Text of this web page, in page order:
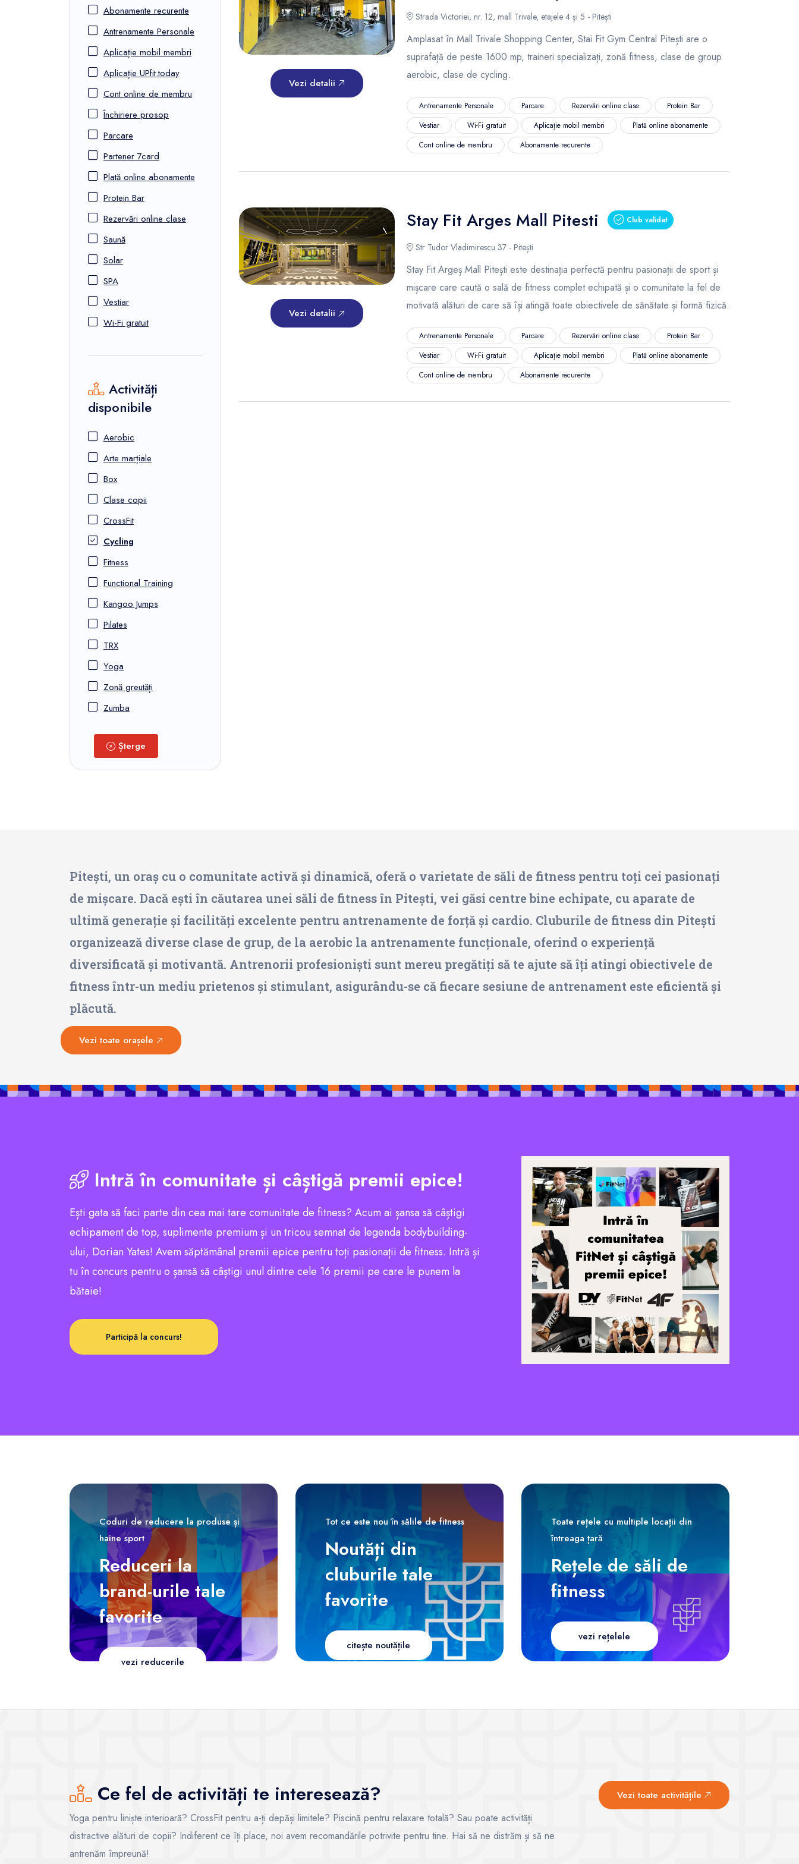
Abonamente recurente
Antrenamente Personale
Aplicație mobil membri
Aplicație UPfit.today
Cont online de membru
Închiriere prosop
Parcare
Partener 7card
Plată online abonamente
Protein Bar
Rezervări online clase
Saună
Solar
SPA
Vestiar
Wi-Fi gratuit
Activități
disponibile
Aerobic
Arte marțiale
Box
Clase copii
CrossFit
Cycling
Fitness
Functional Training
Kangoo Jumps
Pilates
TRX
Yoga
Zonă greutăți
Zumba
Șterge
Vezi detalii
Strada Victoriei, nr. 12, mall Trivale, etajele 4 și 5 - Pitești
Amplasat în Mall Trivale Shopping Center, Stai Fit Gym Central Pitești are o
suprafață de peste 1600 mp, traineri specializați, zonă fitness, clase de group
aerobic, clase de cycling.
Antrenamente Personale Parcare Rezervări online clase
Protein Bar
Vestiar
Wi-Fi gratuit Aplicație mobil membri
Plată online abonamente
Cont online de membru
Abonamente recurente
Vezi detalii
Stay Fit Arges Mall Pitesti Club validat
Str Tudor Vladimirescu 37 - Pitești
Stay Fit Argeș Mall Pitești este destinația perfectă pentru pasionații de sport și
mișcare care caută o sală de fitness complet echipată și o comunitate la fel de
motivată alături de care să își atingă toate obiectivele de sănătate și formă fizică.
Antrenamente Personale Parcare Rezervări online clase
Protein Bar
Vestiar
Wi-Fi gratuit Aplicație mobil membri
Plată online abonamente
Cont online de membru
Abonamente recurente
Pitești, un oraș cu o comunitate activă și dinamică, oferă o varietate de săli de fitness pentru toți cei pasionați
de mișcare. Dacă ești în căutarea unei săli de fitness în Pitești, vei găsi centre bine echipate, cu aparate de
ultimă generație și facilități excelente pentru antrenamente de forță și cardio. Cluburile de fitness din Pitești
organizează diverse clase de grup, de la aerobic la antrenamente funcționale, oferind o experiență
diversificată și motivantă. Antrenorii profesioniști sunt mereu pregătiți să te ajute să îți atingi obiectivele de
fitness într-un mediu prietenos și stimulant, asigurându-se că fiecare sesiune de antrenament este eficientă și
plăcută.
Vezi toate orașele
Intră în comunitate și câștigă premii epice!
Ești gata să faci parte din cea mai tare comunitate de fitness? Acum ai șansa să câștigi
echipament de top, suplimente premium și un tricou semnat de legenda bodybuilding-
ului, Dorian Yates! Avem săptămânal premii epice pentru toți pasionații de fitness. Intră și
tu în concurs pentru o șansă să câștigi unul dintre cele 16 premii pe care le punem la
bătaie!
Participă la concurs!
Coduri de reducere la produse și
haine sport
Reduceri la
brand-urile tale
favorite
vezi reducerile
Tot ce este nou în sălile de fitness
Noutăți din
cluburile tale
favorite
citește noutățile
Toate rețele cu multiple locații din
întreaga țară
Rețele de săli de
fitness
vezi rețelele
Ce fel de activități te interesează?
Yoga pentru liniște interioară? CrossFit pentru a-ți depăși limitele? Piscină pentru relaxare totală? Sau poate activități
distractive alături de copii? Indiferent ce îți place, noi avem recomandările potrivite pentru tine. Hai să ne distrăm și să ne
antrenăm împreună!
Vezi toate activitățile